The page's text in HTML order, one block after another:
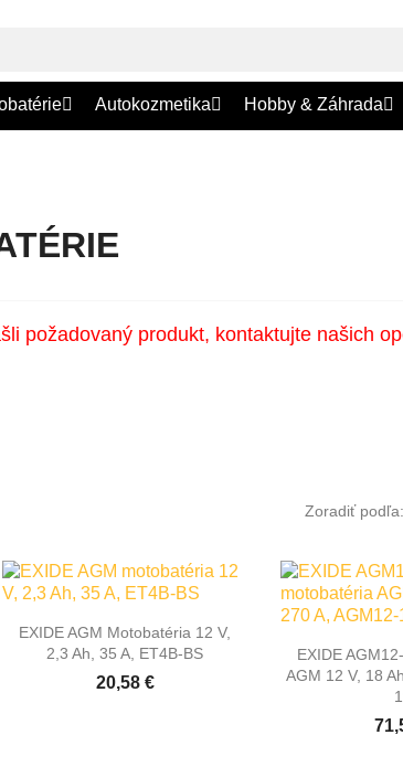
Autokozmetika Hobby & Záhrada
požadovaný produkt, kontaktujte našich
Zoradiť podľa:
 Rýchly náhľad
EXIDE AGM Motobatéria 12 V,
2,3 Ah, 35 A, ET4B-BS
20,58 €

EXIDE
AGM 12 V, 18